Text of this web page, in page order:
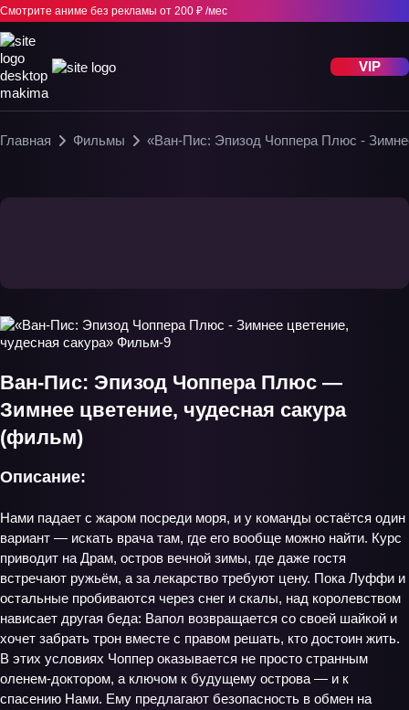
Смотрите аниме без рекламы от 200 ₽ /мес
VIP
Главная Фильмы «Ван-Пис: Эпизод Чоппера Плюс -
Ван-Пис: Эпизод Чоппера Плюс —
Зимнее цветение, чудесная сакура
(фильм)
Описание:
Нами падает с жаром посреди моря, и у команды остаётся один
вариант — искать врача там, где его вообще можно найти. Курс
приводит на Драм, остров вечной зимы, где даже гостя
встречают ружьём, а за лекарство требуют цену. Пока Луффи и
остальные пробиваются через снег и скалы, над королевством
нависает другая беда: Вапол возвращается со своей шайкой и
хочет забрать трон вместе с правом решать, кто достоин жить.
В этих условиях Чоппер оказывается не просто странным
оленем‑доктором, а ключом к будущему острова — и к
спасению Нами. Ему предлагают безопасность в обмен на